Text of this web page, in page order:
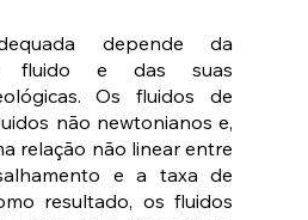
depende da
fluido e das suas
Os fluidos de
não newtonianos e,
relação não linear entre
e a taxa de
resultado, os fluidos